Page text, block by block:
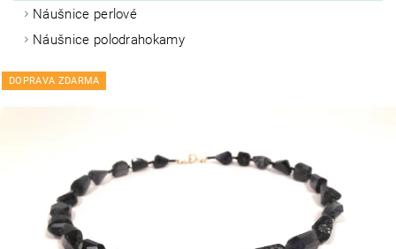
Náušnice perlové
Náušnice polodrahokamy
DOPRAVA ZDARMA